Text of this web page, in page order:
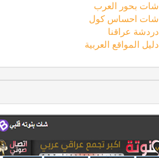
شات بحور العرب
شات احساس كول
دردشة عراقنا
دليل المواقع العربية